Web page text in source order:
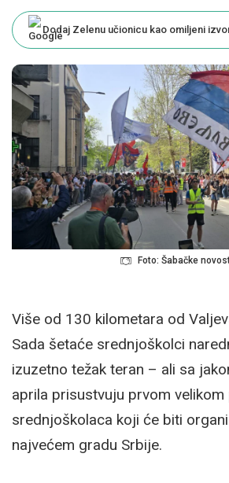
Dodaj Zelenu učionicu kao omiljeni
Foto: Šabačke
Više od 130 kilometara od
Sada šetaće srednjoškolci
izuzetno težak teran – ali sa
aprila prisustvuju prvom
srednjoškolaca koji će biti
najvećem gradu Srbije.